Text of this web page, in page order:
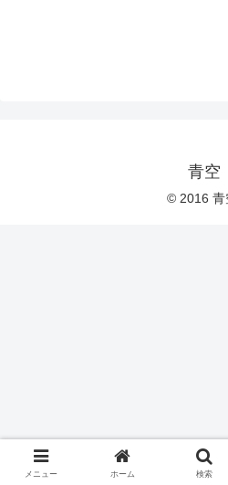
青空
© 2016 青
メニュー ホーム 検索